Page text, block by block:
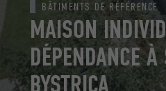
MAISON
DÉPENDANCE À
BYSTRICA
BÂTIMENTS DE RÉFÉRENCE